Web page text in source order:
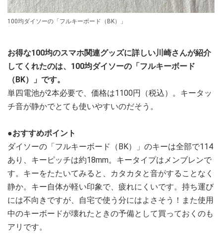
100均ダイソーの「フルキーボード（BK）」
お得な100均のスマホ関連グッズに詳しい川崎さんが紹介
してくれたのは、100均ダイソーの「フルキーボード
（BK）」です。
単四電池が2本必要で、価格は1100円（税込）。キータッ
チ音が静かでとても使いやすいのだそう。
●おすすめポイント
ダイソーの「フルキーボード（BK）」のキーは全部で114
あり、キーピッチは約18mm。キータイプはメンブレンで
す。キーをたたいてみると、カタカタと音がすることなく
静か。キー自体が軽い印象で、疲れにくいです。持ち運び
には不向きですが、自宅で使う分にはよさそう！また使用
中のキーボードが壊れたときの予備として買っておくのも
アリです。